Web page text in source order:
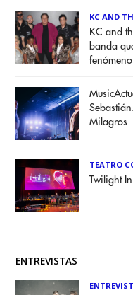
KC AND
KC and
banda
Milagros
TEATRO
Twilight
ENTREVISTAS